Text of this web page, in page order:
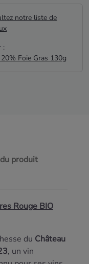
notre liste de
:
Foie Gras 130g
produit
Rouge BIO
du Château
, un vin